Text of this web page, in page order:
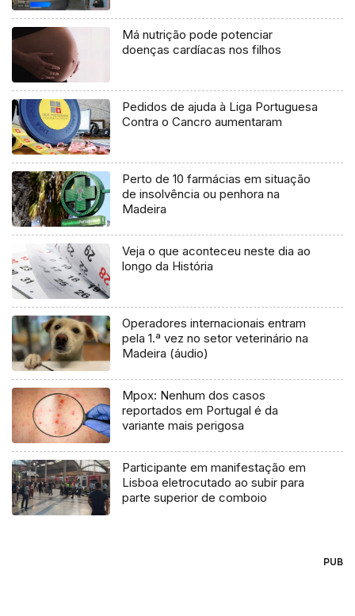
Má nutrição pode potenciar
doenças cardíacas nos filhos
Pedidos de ajuda à Liga Portuguesa
Contra o Cancro aumentaram
Perto de 10 farmácias em situação
de insolvência ou penhora na
Madeira
Veja o que aconteceu neste dia ao
longo da História
Operadores internacionais entram
pela 1.ª vez no setor veterinário na
Madeira (áudio)
Mpox: Nenhum dos casos
reportados em Portugal é da
variante mais perigosa
Participante em manifestação em
Lisboa eletrocutado ao subir para
parte superior de comboio
PUB